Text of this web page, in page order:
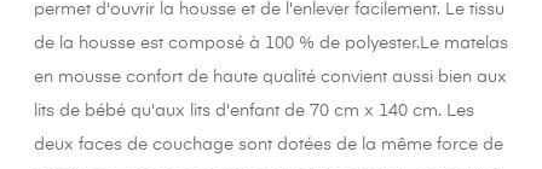
permet d'ouvrir la housse et de l'enlever facilement. Le tissu
de la housse est composé à 100 % de polyester.Le matelas
en mousse confort de haute qualité convient aussi bien aux
lits de bébé qu'aux lits d'enfant de 70 cm x 140 cm. Les
deux faces de couchage sont dotées de la même force de